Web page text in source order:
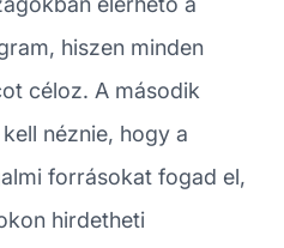
hiszen minden
céloz. A második
néznie, hogy a
forrásokat fogad el,
hirdetheti